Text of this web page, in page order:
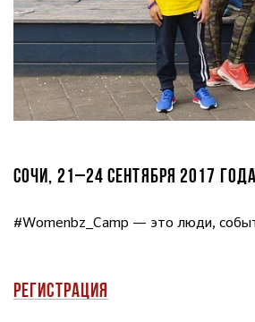
СОЧИ, 21–24 СЕНТЯБРЯ 2017 ГОДА
#Womenbz_Сamp — это люди,
РЕГИСТРАЦИЯ